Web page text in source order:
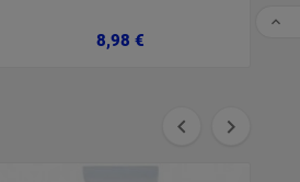
8,98 €Preço
 
